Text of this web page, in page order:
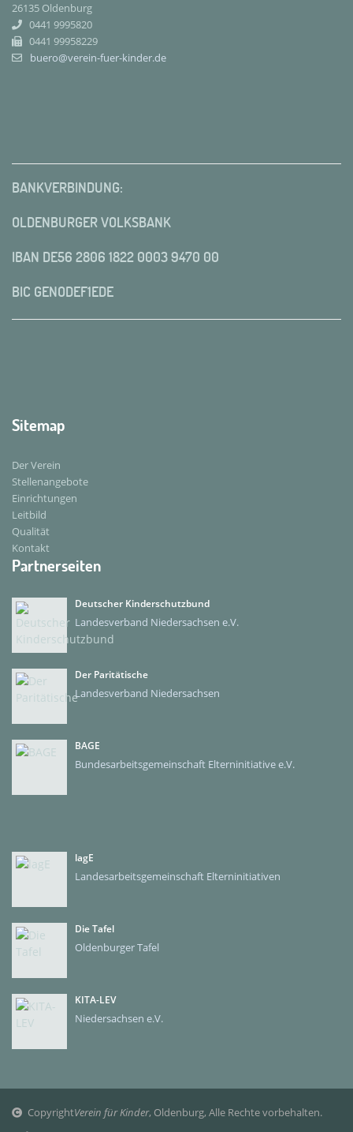
26135 Oldenburg
0441 9995820
0441 99958229
buero@verein-fuer-kinder.de
BANKVERBINDUNG:
OLDENBURGER VOLKSBANK
IBAN DE56 2806 1822 0003 9470 00
BIC GENODEF1EDE
Sitemap
Der Verein
Stellenangebote
Einrichtungen
Leitbild
Qualität
Kontakt
Partnerseiten
Deutscher Kinderschutzbund
Landesverband Niedersachsen e.V.
Der Paritätische
Landesverband Niedersachsen
BAGE
Bundesarbeitsgemeinschaft Elterninitiative e.V.
lagE
Landesarbeitsgemeinschaft Elterninitiativen
Die Tafel
Oldenburger Tafel
KITA-LEV
Niedersachsen e.V.
CopyrightVerein für Kinder, Oldenburg, Alle Rechte vorbehalten.